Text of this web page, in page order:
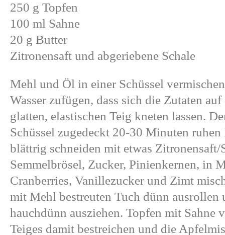
250 g Topfen
100 ml Sahne
20 g Butter
Zitronensaft und abgeriebene Schale
Mehl und Öl in einer Schüssel
Wasser zufügen, dass sich die Zutaten
glatten, elastischen Teig kneten lassen.
Schüssel zugedeckt 20-30 Minuten
blättrig schneiden mit etwas Zitronensaft/
Semmelbrösel, Zucker, Pinienkernen, in
Cranberries, Vanillezucker und Zimt
mit Mehl bestreuten Tuch dünn ausrollen
hauchdünn ausziehen. Topfen mit Sahne
Teiges damit bestreichen und die